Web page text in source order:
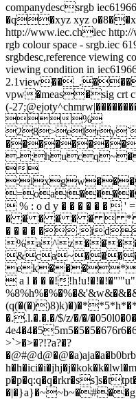
companydescsrgb
�q�xyz xyz
http://www.iec.chiec http://
rgb colour space - srgb.iec
srgbdesc,reference viewing
viewing condition in
vpw�meas�sig
(-
%
-

 % : o d y � � � � �
� � � � � �  *
� � � �
 a l � � �!
�..l.�.�.�/$/z/�/�/
>`>�>�?!?a?�?